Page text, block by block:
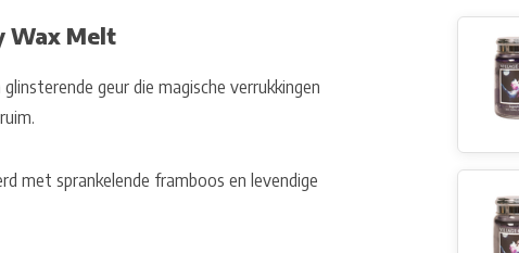
Wax Melt
geur die magische verrukkingen
met sprankelende framboos en levendige